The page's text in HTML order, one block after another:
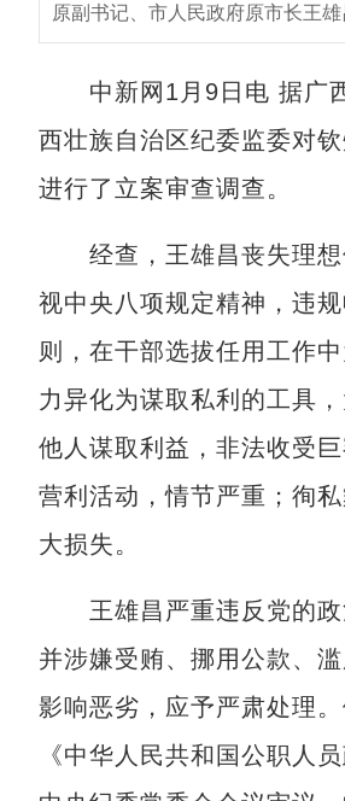
原副书记、市人民政府原市长王
中新网1月9日电 据广西
西壮族自治区纪委监委对
进行了立案审查调查。
经查，王雄昌丧失理想
视中央八项规定精神，违
则，在干部选拔任用工作
力异化为谋取私利的工具
他人谋取利益，非法收受
营利活动，情节严重；徇
大损失。
王雄昌严重违反党的政
并涉嫌受贿、挪用公款、
影响恶劣，应予严肃处理
《中华人民共和国公职人